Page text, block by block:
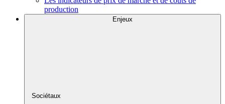
production
Enjeux
Sociétaux